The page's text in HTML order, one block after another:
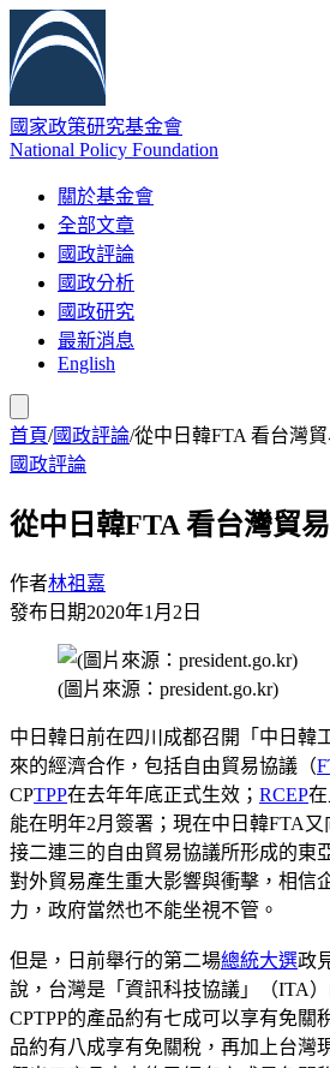
國家政策研究基金會
National Policy Foundation
關於基金會
全部文章
國政評論
國政分析
國政研究
最新消息
English
首頁/國政評論/從中日韓FTA 看台灣
國政評論
從中日韓FTA 看台灣貿
作者林祖嘉
發布日期2020年1月2日
(圖片來源：president.go.kr)
中日韓日前在四川成都召開「中日韓
來的經濟合作，包括自由貿易協議（
CPTPP在去年年底正式生效； RCEP
能在明年2月簽署；現在中日韓FTA
接二連三的自由貿易協議所形成的東
對外貿易產生重大影響與衝擊，相信
力，政府當然也不能坐視不管。
但是，日前舉行的第二場總統大選政
說，台灣是「資訊科技協議」（ITA
CPTPP的產品約有七成可以享有免關
品約有八成享有免關稅，再加上台灣